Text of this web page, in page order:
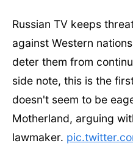
Russian TV keeps
against Western
deter them from
side note, this is the
doesn't seem to be
Motherland, arguing
lawmaker.